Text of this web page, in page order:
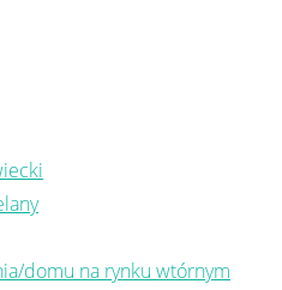
domu na rynku wtórnym
Zadzwoń i